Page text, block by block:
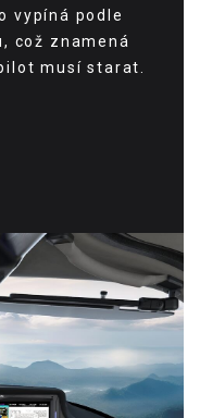
vypíná podle
což znamená
musí starat.